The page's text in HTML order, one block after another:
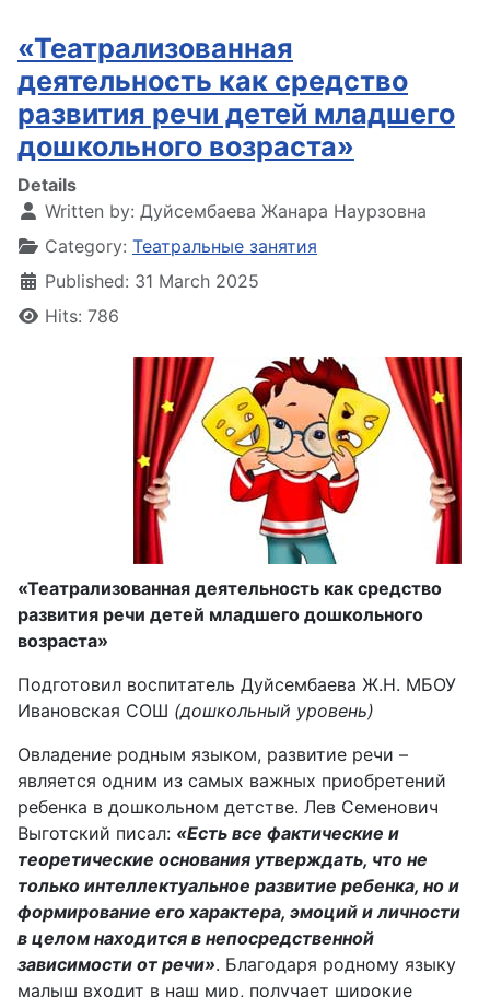
«Театрализованная
деятельность как средство
развития речи детей младшего
дошкольного возраста»
Details
Written by: Дуйсембаева Жанара Наурзовна
Category: Театральные занятия
Published: 31 March 2025
Hits: 786
«Театрализованная деятельность как средство
развития речи детей младшего дошкольного
возраста»
Подготовил воспитатель Дуйсембаева Ж.Н. МБОУ
Ивановская СОШ (дошкольный уровень)
Овладение родным языком, развитие речи –
является одним из самых важных приобретений
ребенка в дошкольном детстве. Лев Семенович
Выготский писал: «Есть все фактические и
теоретические основания утверждать, что не
только интеллектуальное развитие ребенка, но и
формирование его характера, эмоций и личности
в целом находится в непосредственной
зависимости от речи». Благодаря родному языку
малыш входит в наш мир, получает широкие